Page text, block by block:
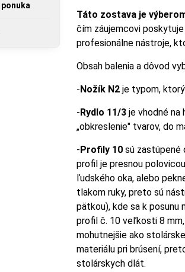
Táto zostava je
čím záujemcovi
profesionálne nástroje,
Obsah balenia a dôvod
-Nožík N2 je typom,
-Rydlo 11/3 je vhodné na
„obkreslenie" tvarov, do
-Profily 10 sú zastúpené
profil je presnou
ľudského oka, alebo
tlakom ruky, preto sú
pätkou), kde sa k
profil č. 10 veľkosti 8
mohutnejšie ako
materiálu pri brúsení,
stolárskych dlát.